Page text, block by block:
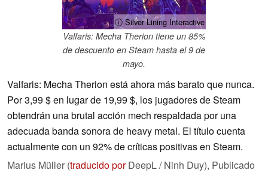
ⓘ Silver Lining Interactive
Valfaris: Mecha Therion tiene un 85%
de descuento en Steam hasta el 9 de
mayo.
Valfaris: Mecha Therion está ahora más barato que nunca.
Por 3,99 $ en lugar de 19,99 $, los jugadores de Steam
obtendrán una brutal acción mech respaldada por una
adecuada banda sonora de heavy metal. El título cuenta
actualmente con un 92% de críticas positivas en Steam.
Marius Müller (traducido porDeepL / Ninh Duy), Publicado